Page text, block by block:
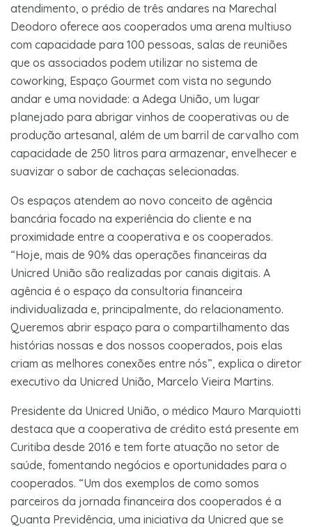
atendimento, o prédio de três andares na Marechal
Deodoro oferece aos cooperados uma arena multiuso
com capacidade para 100 pessoas, salas de reuniões
que os associados podem utilizar no sistema de
coworking, Espaço Gourmet com vista no segundo
andar e uma novidade: a Adega União, um lugar
planejado para abrigar vinhos de cooperativas ou de
produção artesanal, além de um barril de carvalho com
capacidade de 250 litros para armazenar, envelhecer e
suavizar o sabor de cachaças selecionadas.
Os espaços atendem ao novo conceito de agência
bancária focado na experiência do cliente e na
proximidade entre a cooperativa e os cooperados.
“Hoje, mais de 90% das operações financeiras da
Unicred União são realizadas por canais digitais. A
agência é o espaço da consultoria financeira
individualizada e, principalmente, do relacionamento.
Queremos abrir espaço para o compartilhamento das
histórias nossas e dos nossos cooperados, pois elas
criam as melhores conexões entre nós”, explica o diretor
executivo da Unicred União, Marcelo Vieira Martins.
Presidente da Unicred União, o médico Mauro Marquiotti
destaca que a cooperativa de crédito está presente em
Curitiba desde 2016 e tem forte atuação no setor de
saúde, fomentando negócios e oportunidades para o
cooperados. “Um dos exemplos de como somos
parceiros da jornada financeira dos cooperados é a
Quanta Previdência, uma iniciativa da Unicred que se